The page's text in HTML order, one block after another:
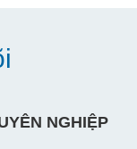
NGHIỆP